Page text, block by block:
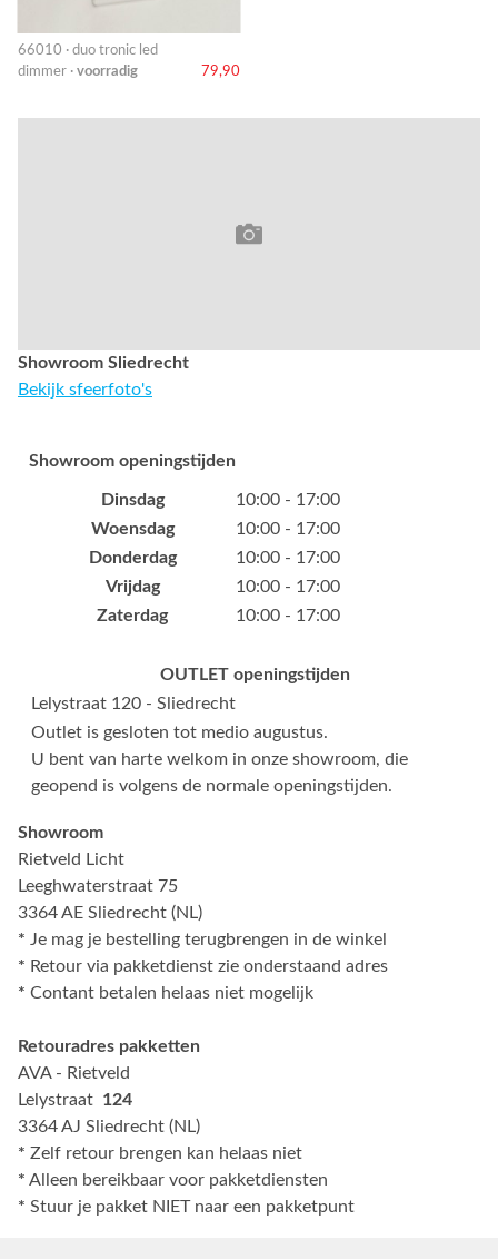
66010 · duo tronic led
dimmer · voorradig 79,90
Showroom Sliedrecht
Bekijk sfeerfoto's
Showroom openingstijden
Dinsdag
10:00 - 17:00
Woensdag
10:00 - 17:00
Donderdag
10:00 - 17:00
Vrijdag
10:00 - 17:00
Zaterdag
10:00 - 17:00
OUTLET openingstijden
Lelystraat 120 - Sliedrecht
Outlet is gesloten tot medio augustus.
U bent van harte welkom in onze showroom, die
geopend is volgens de normale openingstijden.
Showroom
Rietveld Licht
Leeghwaterstraat 75
3364 AE Sliedrecht (NL)
* Je mag je bestelling terugbrengen in de winkel
* Retour via pakketdienst zie onderstaand adres
* Contant betalen helaas niet mogelijk
Retouradres pakketten
AVA - Rietveld
Lelystraat 124
3364 AJ Sliedrecht (NL)
* Zelf retour brengen kan helaas niet
* Alleen bereikbaar voor pakketdiensten
* Stuur je pakket NIET naar een pakketpunt